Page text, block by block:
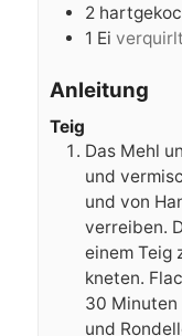
2
1 Ei
Anleitung
Teig
Das Mehl
und
und von
verreiben.
einem Teig
kneten.
30 Minuten
und